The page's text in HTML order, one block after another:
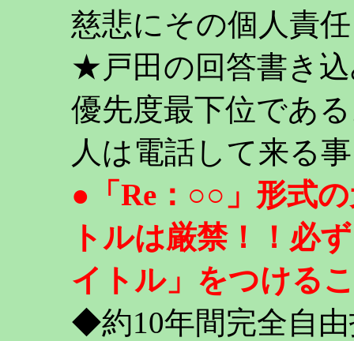
慈悲にその個人責
★戸田の回答書き
優先度最下位であ
人は電話して来る
●「Re：○○」形式
トルは厳禁！！必
イトル」をつける
◆約10年間完全自